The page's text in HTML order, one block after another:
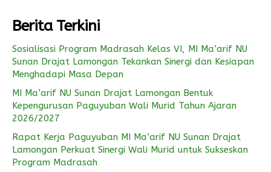
Berita Terkini
Sosialisasi Program Madrasah Kelas VI, MI Ma’arif NU
Sunan Drajat Lamongan Tekankan Sinergi dan Kesiapan
Menghadapi Masa Depan
MI Ma’arif NU Sunan Drajat Lamongan Bentuk
Kepengurusan Paguyuban Wali Murid Tahun Ajaran
2026/2027
Rapat Kerja Paguyuban MI Ma’arif NU Sunan Drajat
Lamongan Perkuat Sinergi Wali Murid untuk Sukseskan
Program Madrasah